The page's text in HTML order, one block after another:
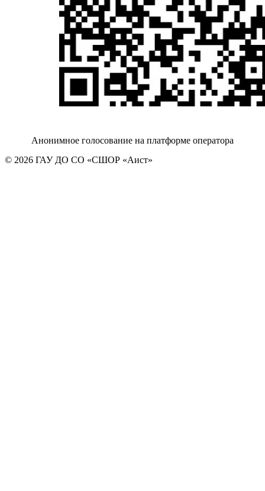
Анонимное голосование на платформе оператора
© 2026 ГАУ ДО СО «СШОР «Аист»